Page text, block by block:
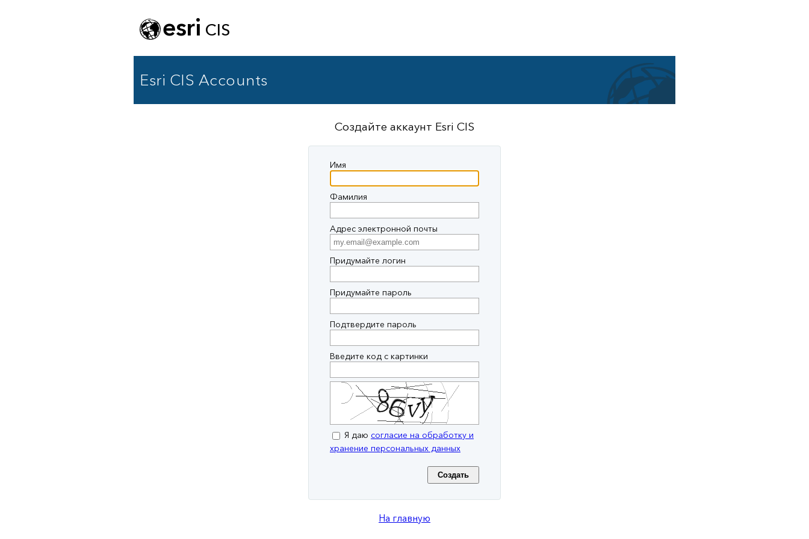
esri CIS
Esri CIS Accounts
Создайте аккаунт Esri CIS
Имя
Фамилия
Адрес электронной почты
Придумайте логин
Придумайте пароль
Подтвердите пароль
Введите код с картинки
Я даю согласие на обработку и
хранение персональных данных
На главную